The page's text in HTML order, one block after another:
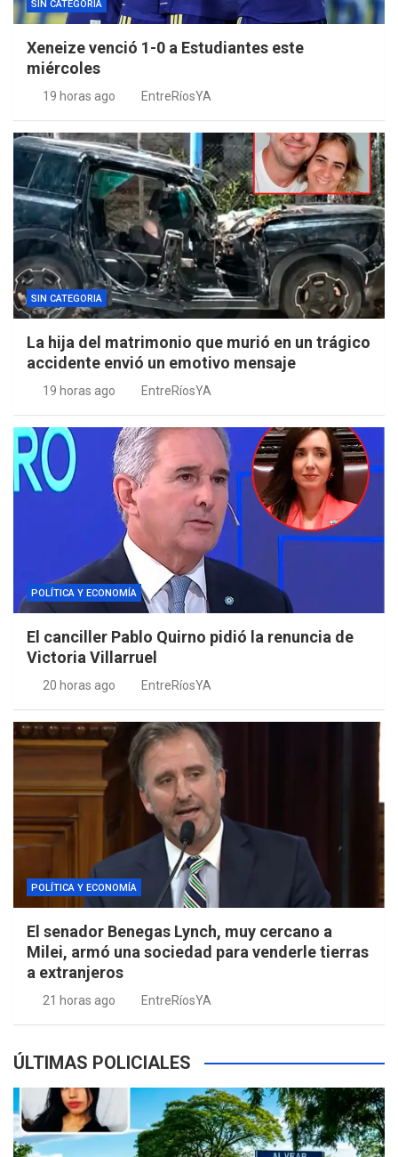
SIN CATEGORIA
Xeneize venció 1-0 a Estudiantes este
miércoles
19 horas ago EntreRíosYA
SIN CATEGORIA
La hija del matrimonio que murió en un trágico
accidente envió un emotivo mensaje
19 horas ago EntreRíosYA
POLÍTICA Y ECONOMÍA
El canciller Pablo Quirno pidió la renuncia de
Victoria Villarruel
20 horas ago EntreRíosYA
POLÍTICA Y ECONOMÍA
El senador Benegas Lynch, muy cercano a
Milei, armó una sociedad para venderle tierras
a extranjeros
21 horas ago EntreRíosYA
ÚLTIMAS POLICIALES